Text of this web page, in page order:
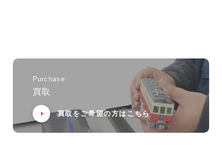
Purchase
買取
買取をご希望の方はこちら